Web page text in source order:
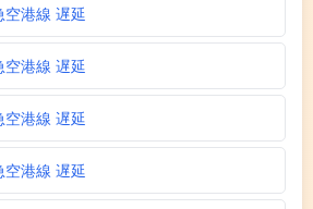
空港線 遅延
空港線 遅延
空港線 遅延
空港線 遅延